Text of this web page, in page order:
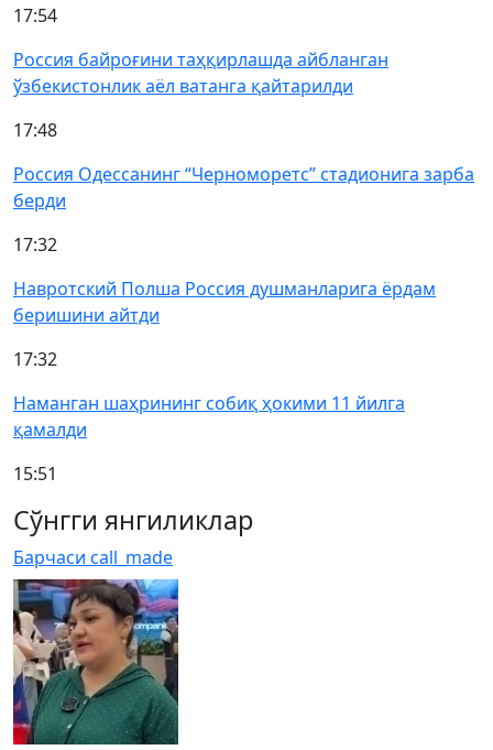
17:54
Россия байроғини таҳқирлашда айбланган
ўзбекистонлик аёл ватанга қайтарилди
17:48
Россия Одессанинг “Черноморетс” стадионига зарба
берди
17:32
Навротский Полша Россия душманларига ёрдам
беришини айтди
17:32
Наманган шаҳрининг собиқ ҳокими 11 йилга
қамалди
15:51
Сўнгги янгиликлар
Барчаси call_made